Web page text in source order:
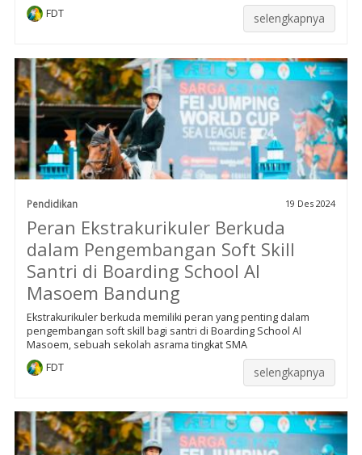
FDT
selengkapnya
Pendidikan 19 Des 2024
Peran Ekstrakurikuler Berkuda
dalam Pengembangan Soft Skill
Santri di Boarding School Al
Masoem Bandung
Ekstrakurikuler berkuda memiliki peran yang penting dalam
pengembangan soft skill bagi santri di Boarding School Al
Masoem, sebuah sekolah asrama tingkat SMA
FDT
selengkapnya